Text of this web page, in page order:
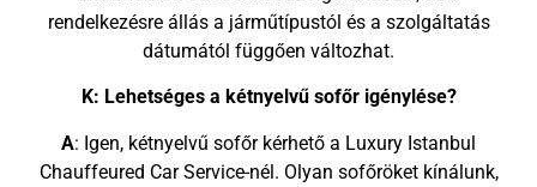
rendelkezésre állás a járműtípustól és a szolgáltatás
dátumától függően változhat.
K: Lehetséges a kétnyelvű sofőr igénylése?
A: Igen, kétnyelvű sofőr kérhető a Luxury Istanbul
Chauffeured Car Service-nél. Olyan sofőröket kínálunk,